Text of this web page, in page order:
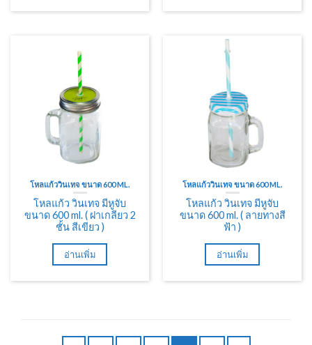
โหลแก้ววินเทจ ขนาด 600 ML.
โหลแก้ว วินเทจ มีหูจับ
ขนาด 600 ml. ( ฝาเกลียว 2
ชั้น สีเขียว )
อ่านเพิ่ม
โหลแก้ววินเทจ ขนาด 600 ML.
โหลแก้ว วินเทจ มีหูจับ
ขนาด 600 ml. ( ลายทางสี
ฟ้า )
อ่านเพิ่ม